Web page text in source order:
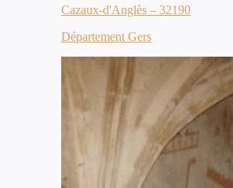
Cazaux-d'Anglès – 32190
Département Gers